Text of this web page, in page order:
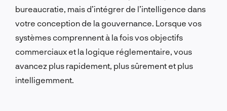
bureaucratie, mais d’intégrer de l’intelligence dans
votre conception de la gouvernance. Lorsque vos
systèmes comprennent à la fois vos objectifs
commerciaux et la logique réglementaire, vous
avancez plus rapidement, plus sûrement et plus
intelligemment.